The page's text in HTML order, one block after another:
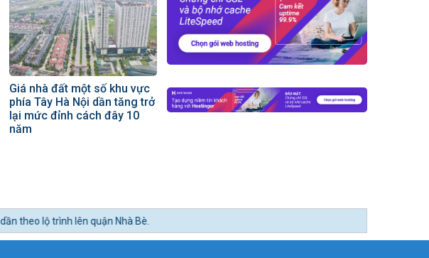
Giá nhà đất một số khu vực
phía Tây Hà Nội dần tăng trở
lại mức đỉnh cách đây 10
năm
quận Nhà Bè.